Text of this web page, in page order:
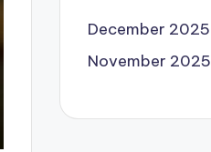
December 2025
November 2025